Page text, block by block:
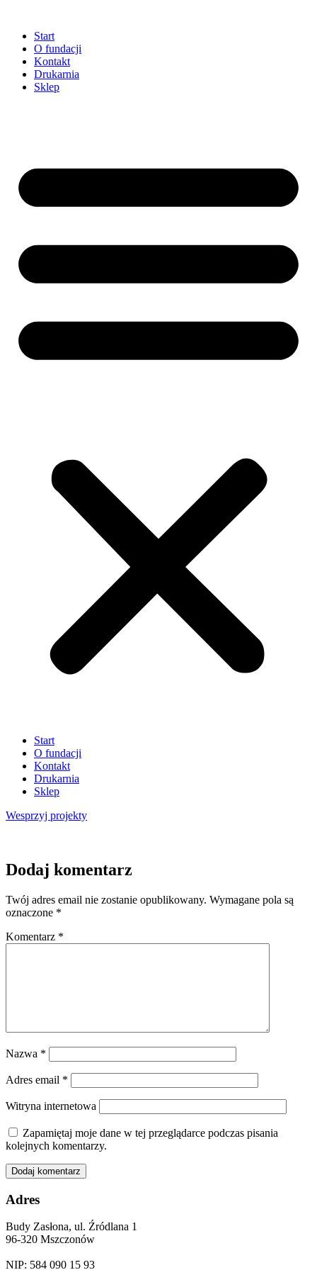
treści
Start
O fundacji
Kontakt
Drukarnia
Sklep
Start
O fundacji
Kontakt
Drukarnia
Sklep
Wesprzyj projekty
Dodaj komentarz
Twój adres email nie zostanie opublikowany. Wymagane pola są
oznaczone *
Komentarz *
Nazwa *
Adres email *
Witryna internetowa
Zapamiętaj moje dane w tej przeglądarce podczas pisania
kolejnych komentarzy.
Adres
Budy Zasłona, ul. Źródlana 1
96-320 Mszczonów
NIP: 584 090 15 93